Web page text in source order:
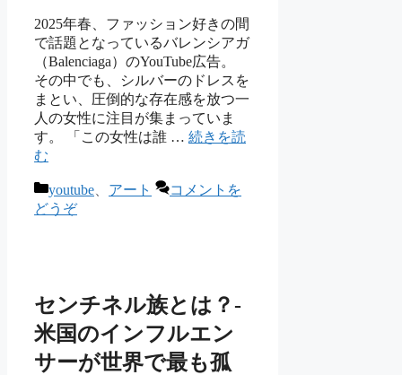
2025年春、ファッション好きの間
で話題となっているバレンシアガ
（Balenciaga）のYouTube広告。
その中でも、シルバーのドレスを
まとい、圧倒的な存在感を放つ一
人の女性に注目が集まっていま
す。 「この女性は誰 … 続きを読
む
カ
テ
youtube アート
コメントを
どうぞ
センチネル族とは？-
米国のインフルエン
サーが世界で最も孤